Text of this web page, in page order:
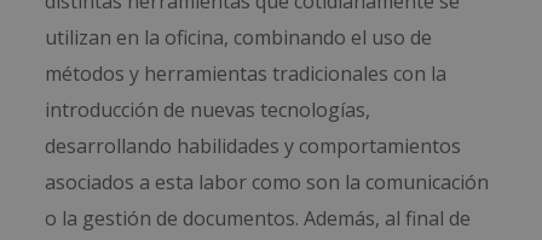
utilizan en la oficina, combinando el uso de
métodos y herramientas tradicionales con la
introducción de nuevas tecnologías,
desarrollando habilidades y comportamientos
asociados a esta labor como son la comunicación
o la gestión de documentos. Además, al final de